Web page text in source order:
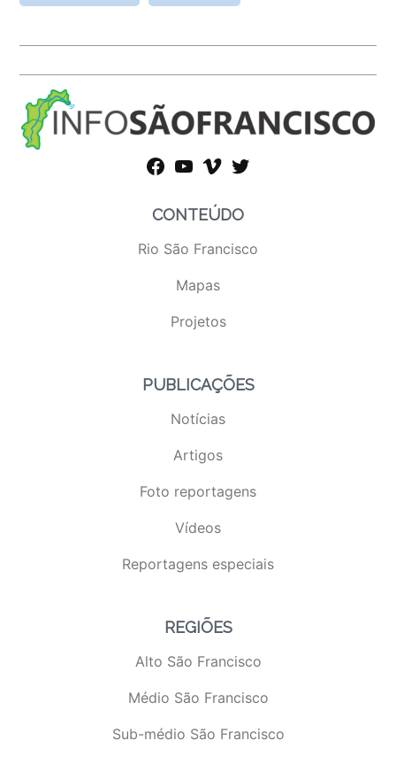
facebook
youtube
vimeotwitter
CONTEÚDO
Rio São Francisco
Mapas
Projetos
PUBLICAÇÕES
Notícias
Artigos
Foto reportagens
Vídeos
Reportagens especiais
REGIÕES
Alto São Francisco
Médio São Francisco
Sub-médio São Francisco